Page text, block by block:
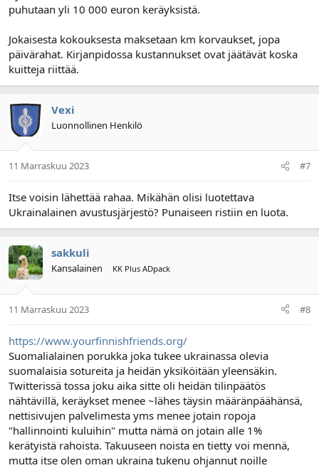
puhutaan yli 10 000 euron keräyksistä.
Jokaisesta kokouksesta maksetaan km korvaukset, jopa
päivärahat. Kirjanpidossa kustannukset ovat jäätävät koska
kuitteja riittää.
Vexi
Luonnollinen Henkilö
11 Marraskuu 2023 #7
Itse voisin lähettää rahaa. Mikähän olisi luotettava
Ukrainalainen avustusjärjestö? Punaiseen ristiin en luota.
sakkuli
Kansalainen KK Plus ADpack
11 Marraskuu 2023 #8
https://www.yourfinnishfriends.org/
Suomalialainen porukka joka tukee ukrainassa olevia
suomalaisia sotureita ja heidän yksiköitään yleensäkin.
Twitterissä tossa joku aika sitte oli heidän tilinpäätös
nähtävillä, keräykset menee ~lähes täysin määränpäähänsä,
nettisivujen palvelimesta yms menee jotain ropoja
"hallinnointi kuluihin" mutta nämä on jotain alle 1%
kerätyistä rahoista. Takuuseen noista en tietty voi mennä,
mutta itse olen oman ukraina tukenu ohjannut noille